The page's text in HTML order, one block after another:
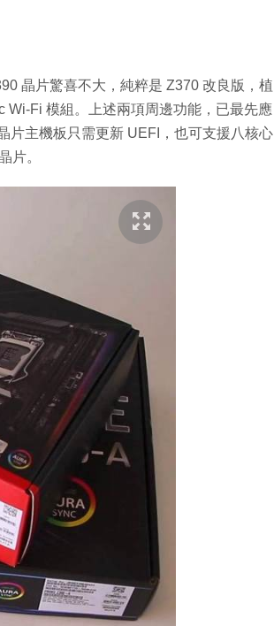
晶片驚喜不大，純粹是 Z370 改良版，植
Wi-Fi 模組。上述兩項周邊功能，已最先應
片主機板只需更新 UEFI，也可支援八核心
片。